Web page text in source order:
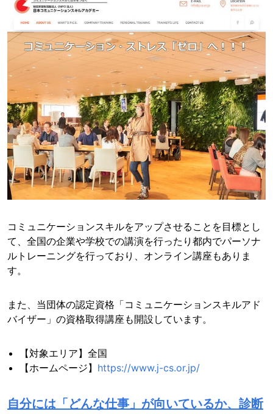
コミュニケーションスキルをアップさせることを目標とし
て、全国の企業や学校での講演を行ったり都内でパーソナ
ルトレーニングを行っており、オンライン講座もありま
す。
また、当団体の認定資格「コミュニケーションスキルアド
バイザー」の資格取得講座も開設しています。
【対象エリア】全国
【ホームページ】 https://www.j-cs.or.jp/
自分には「どんな仕事」が向いているか、診断